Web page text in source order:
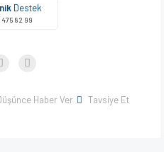
Destek
82 99
Haber Ver Tavsiye Et